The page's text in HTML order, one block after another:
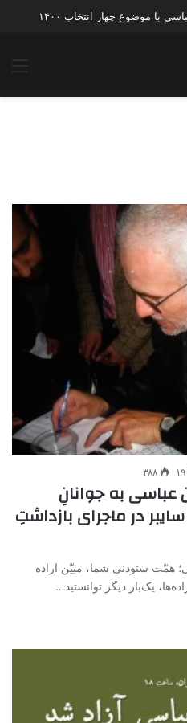
با موضوع چهار انتخاب ۱۴۰۰
۱۹ ۳۸۸
عباسی به جوانانِ
در ماجرای بازداشتِ
همّت ستودنی شما، مبیّن اراده
یک‌بار دیگر توانستید…